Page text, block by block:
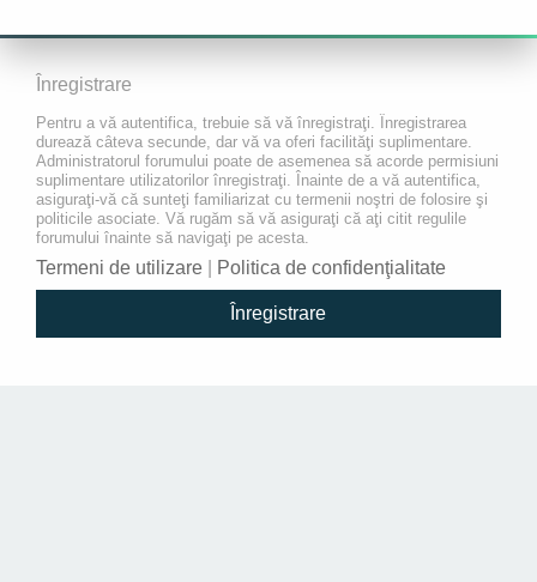
Înregistrare
Pentru a vă autentifica, trebuie să vă înregistraţi. Înregistrarea
durează câteva secunde, dar vă va oferi facilităţi suplimentare.
Administratorul forumului poate de asemenea să acorde permisiuni
suplimentare utilizatorilor înregistraţi. Înainte de a vă autentifica,
asiguraţi-vă că sunteţi familiarizat cu termenii noştri de folosire şi
politicile asociate. Vă rugăm să vă asiguraţi că aţi citit regulile
forumului înainte să navigaţi pe acesta.
Termeni de utilizare Politica de confidenţialitate
Înregistrare